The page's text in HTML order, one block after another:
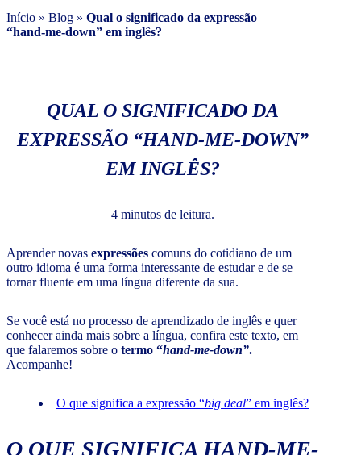
Início » Blog » Qual o significado da expressão
“hand-me-down” em inglês?
QUAL O SIGNIFICADO DA
EXPRESSÃO “HAND-ME-DOWN”
EM INGLÊS?
4 minutos de leitura.
Aprender novas expressões comuns do cotidiano de um
outro idioma é uma forma interessante de estudar e de se
tornar fluente em uma língua diferente da sua.
Se você está no processo de aprendizado de inglês e quer
conhecer ainda mais sobre a língua, confira este texto, em
que falaremos sobre o termo “hand-me-down”.
Acompanhe!
O que significa a expressão “big deal” em inglês?
O QUE SIGNIFICA HAND-ME-